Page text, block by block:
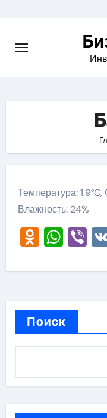
content
Температура:
Влажность: 24%
Поиск